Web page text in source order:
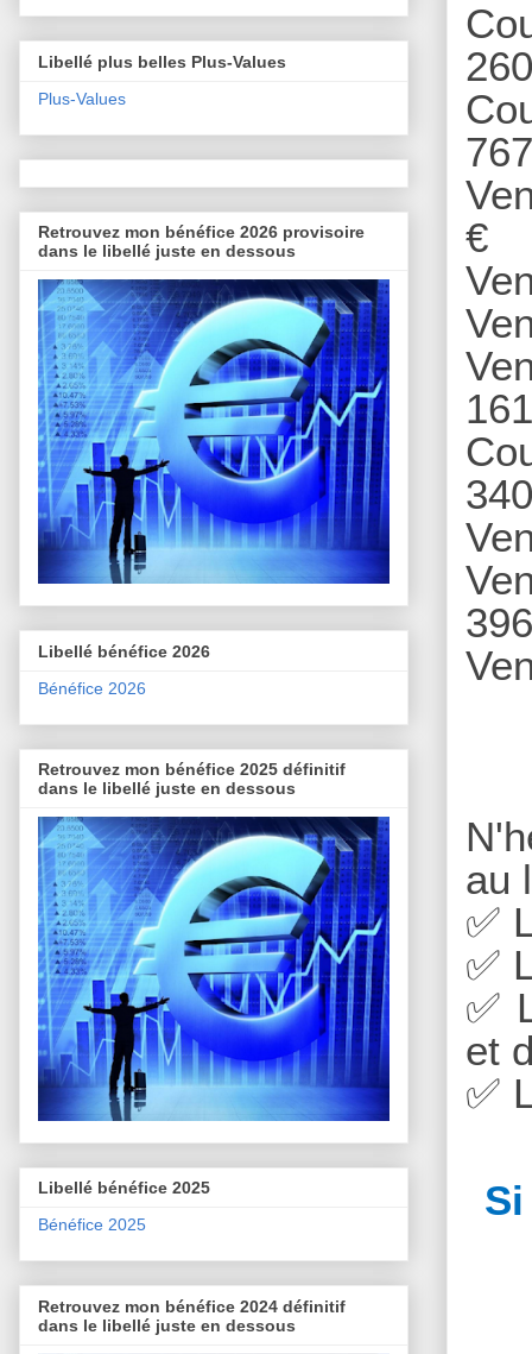
€
au
✅
✅
✅
et
✅
Libellé plus belles Plus-Values
Plus-Values
Retrouvez mon bénéfice 2026 provisoire
dans le libellé juste en dessous
Libellé bénéfice 2026
Bénéfice 2026
Retrouvez mon bénéfice 2025 définitif
dans le libellé juste en dessous
Libellé bénéfice 2025
Bénéfice 2025
Retrouvez mon bénéfice 2024 définitif
dans le libellé juste en dessous